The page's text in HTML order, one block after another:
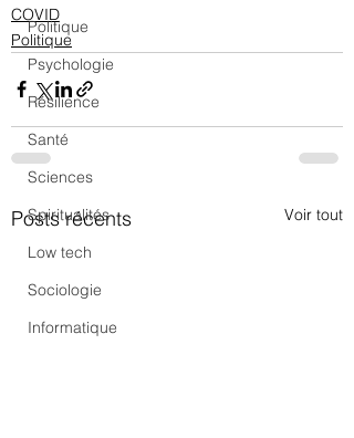
Politique
Psychologie
Résilience
Santé
Sciences
Spiritualités
Low tech
Sociologie
Informatique
COVID
Politique
Posts récents Voir tout